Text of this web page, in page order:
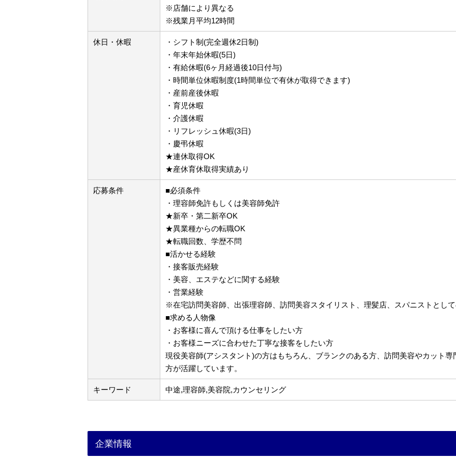
※店舗により異なる
※残業月平均12時間
休日・休暇
・シフト制(完全週休2日制)
・年末年始休暇(5日)
・有給休暇(6ヶ月経過後10日付与)
・時間単位休暇制度(1時間単位で有休が取得できます)
・産前産後休暇
・育児休暇
・介護休暇
・リフレッシュ休暇(3日)
・慶弔休暇
★連休取得OK
★産休育休取得実績あり
応募条件
■必須条件
・理容師免許もしくは美容師免許
★新卒・第二新卒OK
★異業種からの転職OK
★転職回数、学歴不問
■活かせる経験
・接客販売経験
・美容、エステなどに関する経験
・営業経験
※在宅訪問美容師、出張理容師、訪問美容スタイリスト、理髪店、スパニストとし
■求める人物像
・お客様に喜んで頂ける仕事をしたい方
・お客様ニーズに合わせた丁寧な接客をしたい方
現役美容師(アシスタント)の方はもちろん、ブランクのある方、訪問美容やカット
方が活躍しています。
キーワード 中途,理容師,美容院,カウンセリング
企業情報